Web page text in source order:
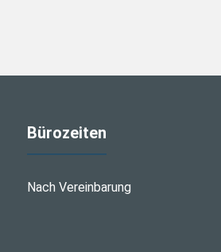
Bürozeiten
Nach Vereinbarung